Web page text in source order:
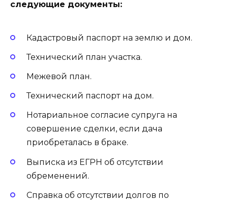
следующие документы:
Кадастровый паспорт на землю и дом.
Технический план участка.
Межевой план.
Технический паспорт на дом.
Нотариальное согласие супруга на
совершение сделки, если дача
приобреталась в браке.
Выписка из ЕГРН об отсутствии
обременений.
Справка об отсутствии долгов по